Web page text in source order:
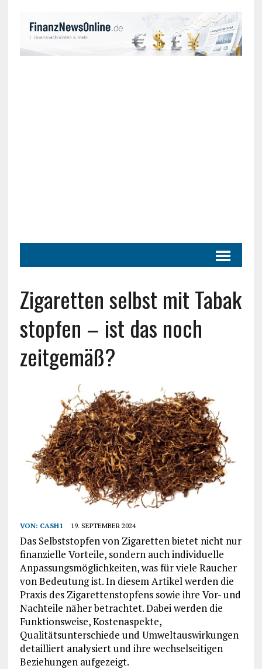
Zigaretten selbst mit Tabak
stopfen – ist das noch
zeitgemäß?
VON: CASH1 19. SEPTEMBER 2024
Das Selbststopfen von Zigaretten bietet nicht nur
finanzielle Vorteile, sondern auch individuelle
Anpassungsmöglichkeiten, was für viele Raucher
von Bedeutung ist. In diesem Artikel werden die
Praxis des Zigarettenstopfens sowie ihre Vor- und
Nachteile näher betrachtet. Dabei werden die
Funktionsweise, Kostenaspekte,
Qualitätsunterschiede und Umweltauswirkungen
detailliert analysiert und ihre wechselseitigen
Beziehungen aufgezeigt.